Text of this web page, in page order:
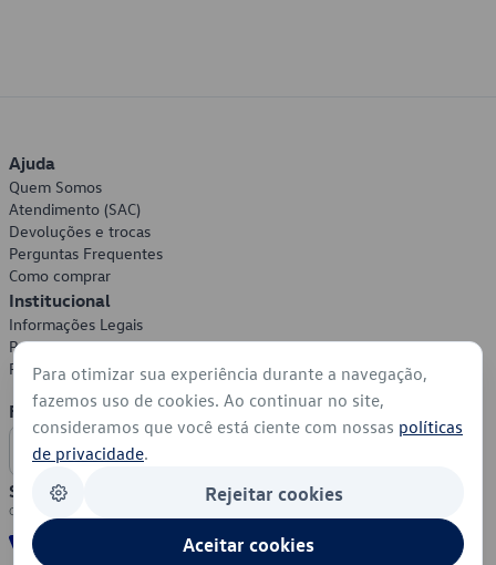
Ajuda
Quem Somos
Atendimento (SAC)
Devoluções e trocas
Perguntas Frequentes
Como comprar
Institucional
Informações Legais
Política de Privacidade
Política de Cookies
Formas de Pagamento
Segurança
Para otimizar sua experiência durante a navegação,
fazemos uso de cookies. Ao continuar no site,
consideramos que você está ciente com nossas políticas
de privacidade.
Rejeitar cookies
Aceitar cookies